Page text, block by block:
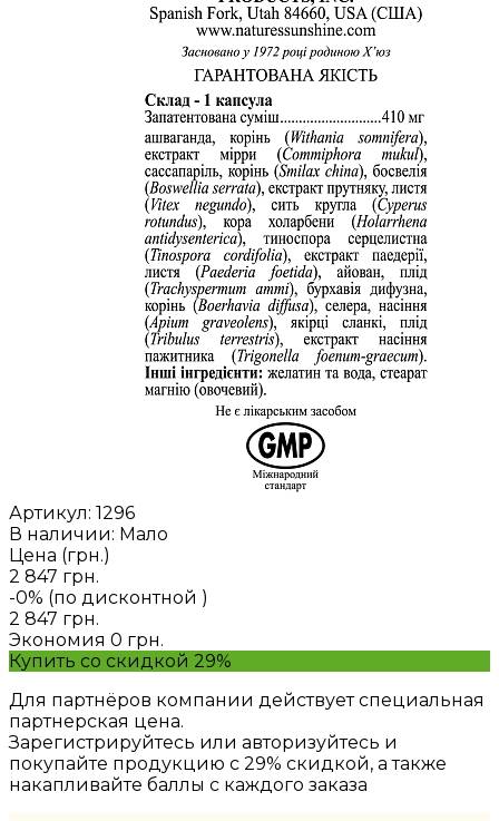
Артикул: 1296
В наличии: Мало
Цена (грн.)
2 847 грн.
-0% (по дисконтной )
2 847 грн.
Экономия 0 грн.
Купить со скидкой 29%
Для партнёров компании действует специальная
партнерская цена.
Зарегистрируйтесь или авторизуйтесь и
покупайте продукцию с 29% скидкой, а также
накапливайте баллы с каждого заказа